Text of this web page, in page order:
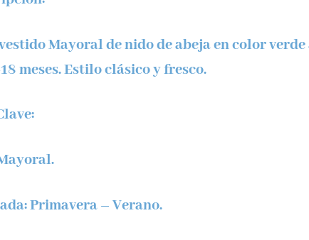
Mayoral de nido de abeja en color
meses. Estilo clásico y fresco.
Primavera – Verano.